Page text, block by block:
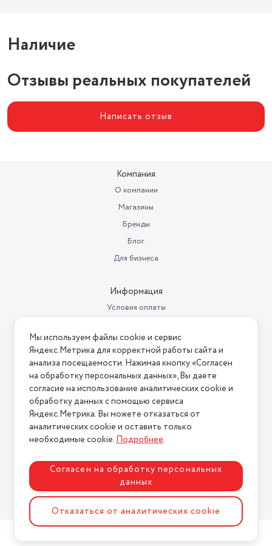
Наличие
Отзывы реальных покупателей
Написать отзыв
Компания
О компании
Магазины
Бренды
Блог
Для бизнеса
Информация
Условия оплаты
Условия возврата
Нашли ошибку на сайте? Напишите нам
2026 © Интернет-магазин "АстМаркет". У нас есть всё!
Политика конфиденциальности
Разработка сайтаASTDESIGN
Мы используем файлы cookie и сервис
Яндекс.Метрика для корректной работы сайта и
анализа посещаемости. Нажимая кнопку «Согласен
на обработку персональных данных», Вы даете
согласие на использование аналитических cookie и
обработку данных с помощью сервиса
Яндекс.Метрика. Вы можете отказаться от
аналитических cookie и оставить только
необходимые cookie.Подробнее.
Согласен на обработку персональных
данных
Отказаться от аналитических cookie